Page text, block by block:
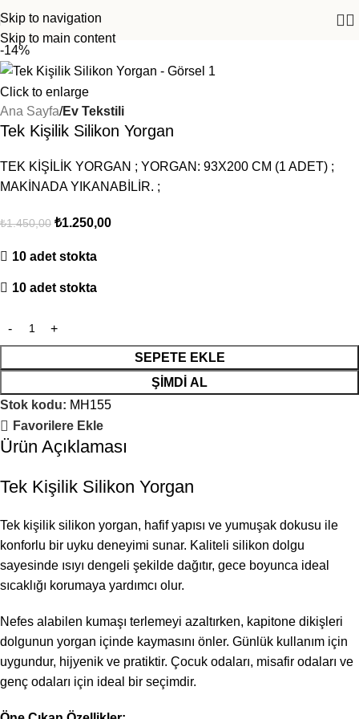
Skip to navigation
Skip to main content
-14%
Click to enlarge
Ana Sayfa Ev Tekstili
Tek Kişilik Silikon Yorgan
TEK KİŞİLİK YORGAN ; YORGAN: 93X200 CM (1 ADET) ;
MAKİNADA YIKANABİLİR. ;
₺1.450,00 ₺1.250,00
10 adet stokta
10 adet stokta
SEPETE EKLE
ŞIMDI AL
Stok kodu: MH155
Favorilere Ekle
Ürün Açıklaması
Tek Kişilik Silikon Yorgan
Tek kişilik silikon yorgan, hafif yapısı ve yumuşak dokusu ile
konforlu bir uyku deneyimi sunar. Kaliteli silikon dolgu
sayesinde ısıyı dengeli şekilde dağıtır, gece boyunca ideal
sıcaklığı korumaya yardımcı olur.
Nefes alabilen kumaşı terlemeyi azaltırken, kapitone dikişleri
dolgunun yorgan içinde kaymasını önler. Günlük kullanım için
uygundur, hijyenik ve pratiktir. Çocuk odaları, misafir odaları ve
genç odaları için ideal bir seçimdir.